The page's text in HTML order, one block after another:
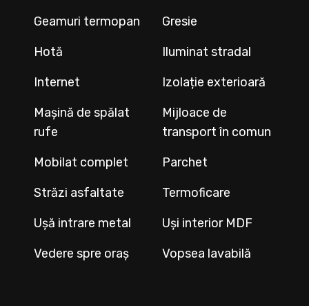
Geamuri termopan
Gresie
Hotă
Iluminat stradal
Internet
Izolație exterioară
Mașină de spălat
rufe
Mijloace de
transport în comun
Mobilat complet
Parchet
Străzi asfaltate
Termoficare
Ușă intrare metal
Uși interior MDF
Vedere spre oraș
Vopsea lavabilă